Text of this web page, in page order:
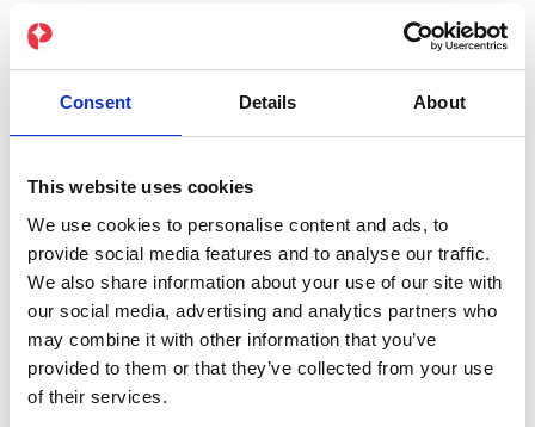
Consent Details About
This website uses cookies
We use cookies to personalise content and ads, to
provide social media features and to analyse our traffic.
We also share information about your use of our site with
our social media, advertising and analytics partners who
may combine it with other information that you’ve
provided to them or that they’ve collected from your use
of their services.
✓ Canjeable de forma flexible para todos los
productos de la tienda online de
✓ Diferentes importes para todos los presupuestos
✓ Válida durante 3 años
Cómo funciona:
Selecciona el importe deseado.
Añade la tarjeta regalo al carrito y completa el
pedido.
Recibirás la tarjeta regalo en formato PDF
directamente por correo electrónico.
[/ux_text] [/col_inner]